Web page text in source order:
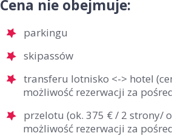
Cena nie obejmuje:
parkingu
skipassów
transferu lotnisko <-> hotel
możliwość rezerwacji za
przelotu (ok. 375 € / 2 strony/
możliwość rezerwacji za